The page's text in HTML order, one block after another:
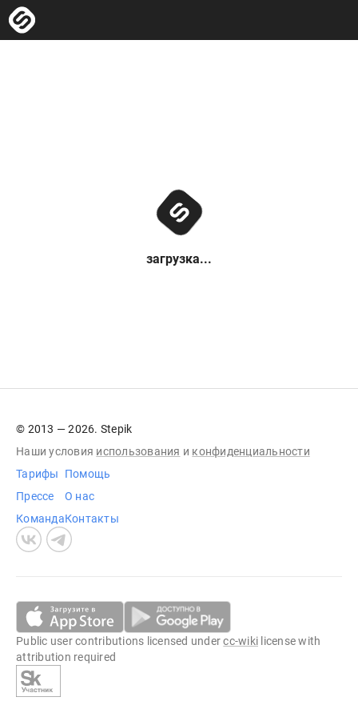
загрузка...
© 2013 — 2026. Stepik
Наши условия использования и конфиденциальности
Тарифы
Прессе
Команда
Помощь
О нас
Контакты
Public user contributions licensed undercc-wiki license with
attribution required